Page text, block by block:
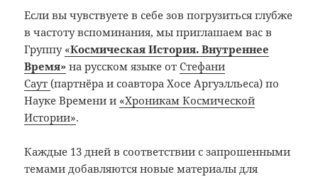
Если вы чувствуете в себе зов погрузиться глубже
в частоту вспоминания, мы приглашаем вас в
Группу «Космическая История. Внутреннее
Время» на русском языке отСтефани
Саут(партнёра и соавтора Хосе Аргуэлльеса) по
Науке Времени и «Хроникам Космической
Истории».
Каждые 13 дней в соответствии с запрошенными
темами добавляются новые материалы для